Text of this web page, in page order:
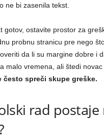
ne bi zasenila tekst.
gotov, ostavite prostor za
probnu stranicu pre nego
da li su margine dobre i
malo vremena, ali štedi novac
često spreči skupe greške.
rad